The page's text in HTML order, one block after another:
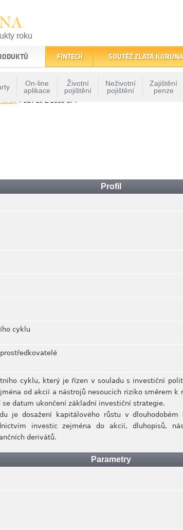
roku
trhu
On-line
aplikace
Životní
pojištění
Neživotní
pojištění
Zajištění
penze
FINTECH SOUTĚŽ ZLATÁ KORUNA
» J&T LIFE 2035 OPF
Profil
cyklu
cyklu, který je řízen v souladu s investiční
od akcií a nástrojů nesoucích riziko směrem
datum ukončení základní investiční strategie.
je dosažení kapitálového růstu v
investic zejména do akcií, dluhopisů,
derivátů.
Parametry